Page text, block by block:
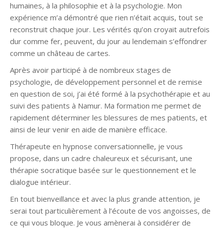
humaines, à la philosophie et à la psychologie. Mon
expérience m’a démontré que rien n’était acquis, tout se
reconstruit chaque jour. Les vérités qu’on croyait autrefois
dur comme fer, peuvent, du jour au lendemain s’effondrer
comme un château de cartes.
Après avoir participé à de nombreux stages de
psychologie, de développement personnel et de remise
en question de soi, j’ai été formé à la psychothérapie et au
suivi des patients à Namur. Ma formation me permet de
rapidement déterminer les blessures de mes patients, et
ainsi de leur venir en aide de manière efficace.
Thérapeute en hypnose conversationnelle, je vous
propose, dans un cadre chaleureux et sécurisant, une
thérapie socratique basée sur le questionnement et le
dialogue intérieur.
En tout bienveillance et avec la plus grande attention, je
serai tout particulièrement à l’écoute de vos angoisses, de
ce qui vous bloque. Je vous amènerai à considérer de